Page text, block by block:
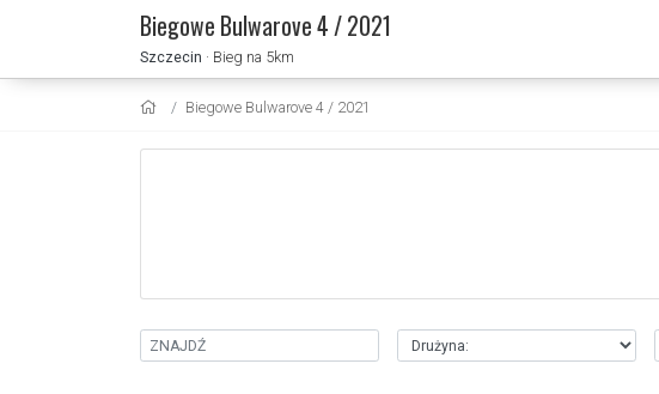
Biegowe Bulwarove 4 / 2021
Szczecin · Bieg na 5km
Biegowe Bulwarove 4 / 2021